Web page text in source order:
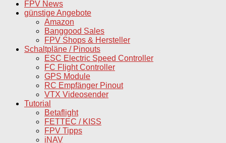
FPV News
günstige Angebote
Amazon
Banggood Sales
FPV Shops & Hersteller
Schaltpläne / Pinouts
ESC Electric Speed Controller
FC Flight Controller
GPS Module
RC Empfänger Pinout
VTX Videosender
Tutorial
Betaflight
FETTEC / KISS
FPV Tipps
iNAV